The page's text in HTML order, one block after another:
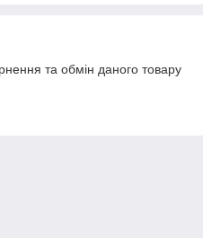
та обмін даного товару